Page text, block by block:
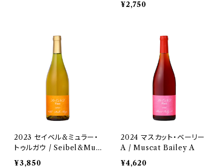
¥2,750
2023 セイベル&ミュラー・
トゥルガウ / Seibel&Mull
er Thurgau
¥3,850
2024 マスカット・ベーリー
A / Muscat Bailey A
¥4,620